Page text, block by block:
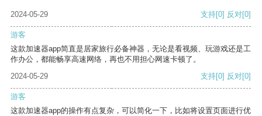
2024-05-29 支持[0] 反对[0]
游客
这款加速器app简直是居家旅行必备神器，无论是看视频、玩游戏还是工
作办公，都能畅享高速网络，再也不用担心网速卡顿了。
2024-05-29
支持[0] 反对[0]
游客
这款加速器app的操作有点复杂，可以简化一下，比如将设置页面进行优